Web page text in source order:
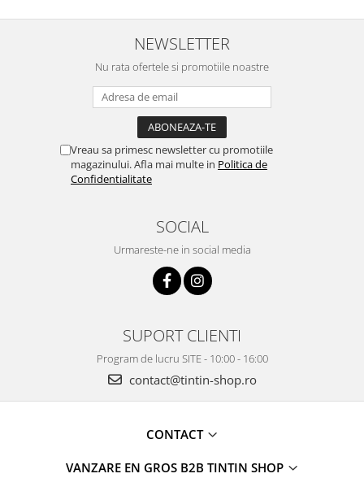
NEWSLETTER
Nu rata ofertele si promotiile noastre
Vreau sa primesc newsletter cu promotiile
magazinului. Afla mai multe in Politica de
Confidentialitate
SOCIAL
Urmareste-ne in social media
SUPORT CLIENTI
Program de lucru SITE - 10:00 - 16:00
contact@tintin-shop.ro
CONTACT
VANZARE EN GROS B2B TINTIN SHOP